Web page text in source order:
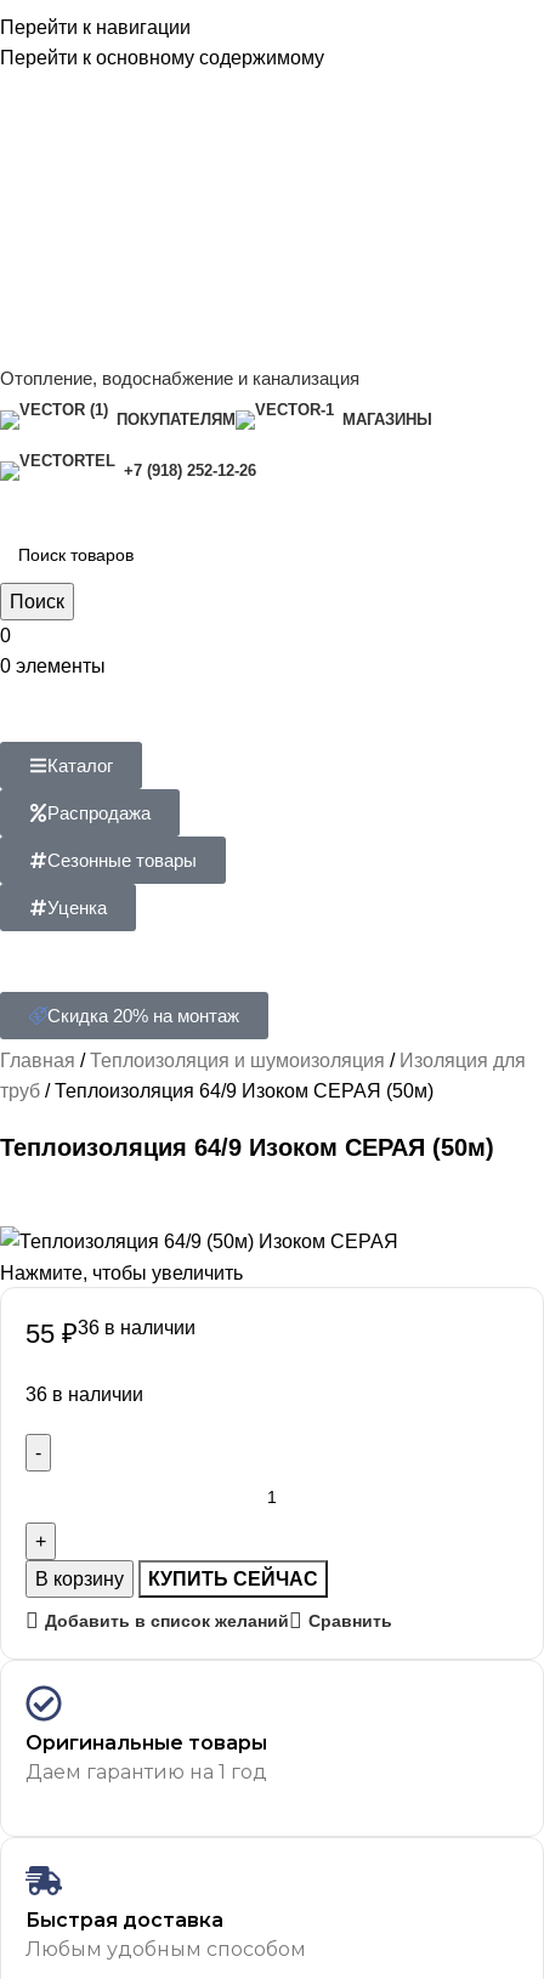
Перейти к навигации
Перейти к основному содержимому
Отопление, водоснабжение и канализация
ПОКУПАТЕЛЯМ МАГАЗИНЫ
+7 (918) 252-12-26
Поиск
0
0 элементы
Каталог
Распродажа
Сезонные товары
Уценка
Скидка 20% на монтаж
Главная Теплоизоляция и шумоизоляция
Изоляция для
труб
Теплоизоляция 64/9 Изоком СЕРАЯ (50м)
Теплоизоляция 64/9 Изоком СЕРАЯ (50м)
Нажмите, чтобы увеличить
55 ₽36 в наличии
36 в наличии
В корзину КУПИТЬ СЕЙЧАС
Добавить в список желаний Сравнить
Оригинальные товары
Даем гарантию на 1 год
Быстрая доставка
Любым удобным способом